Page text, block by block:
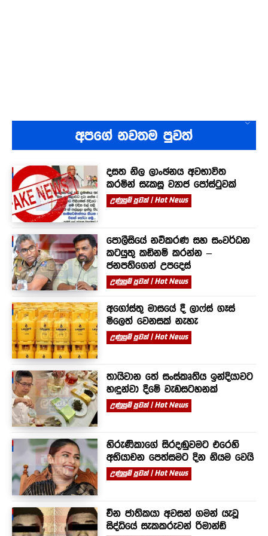
අපගේ නවතම පුවත්
දසත නිල ලාංඡනය අවභාවිත
කරමින් සැකසූ ව්‍යාජ පෝස්ටුවක්
උණුසුම් පුවත් | Hot News
පොලීසියේ නවීකරණ සහ සංවර්ධන
කටයුතු කඩිනම් කරන්න –
ජනපතිගෙන් උපදෙස්
උණුසුම් පුවත් | Hot News
අගෝස්තු මාසයේ දී ලාෆ්ස් ගෑස්
මිලෙත් වෙනසක් නැහැ
උණුසුම් පුවත් | Hot News
තායිවාන තේ සංස්කෘතිය ඉන්දියාවට
හඳුන්වා දීමේ වැඩසටහනක්
උණුසුම් පුවත් | Hot News
හිරුණිකාගේ සිරදඬුවමට එරෙහි
අභියාචන පෙත්සමට දින නියම වෙයි
උණුසුම් පුවත් | Hot News
චීන ජාතිකයා අවසන් ගමන් යැවූ
සිද්ධියේ සැකකරුවන් රිමාන්ඩ්